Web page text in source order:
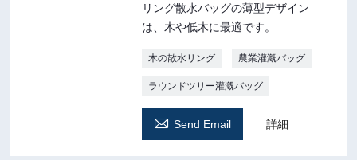
リング散水バッグの薄型デザイン
は、木や低木に最適です。
木の散水リング 農業灌漑バッグ
ラウンドツリー灌漑バッグ
 Send Email 詳細